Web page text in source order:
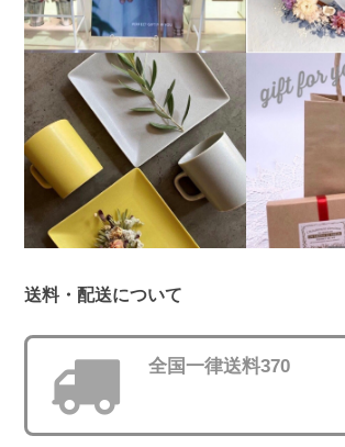
送料・配送について
全国一律送料370